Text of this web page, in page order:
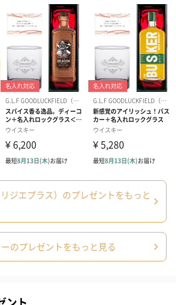
顔が見えるような関係を築けるお店づく
客様からのご質問やご要望に真摯に、迅速
父の日の贈り物、上司の方への感謝の気持
ご結婚記念日やご両親への贈り物として
ジエプラス）のプレゼントをもっと
のプレゼントをもっと見る